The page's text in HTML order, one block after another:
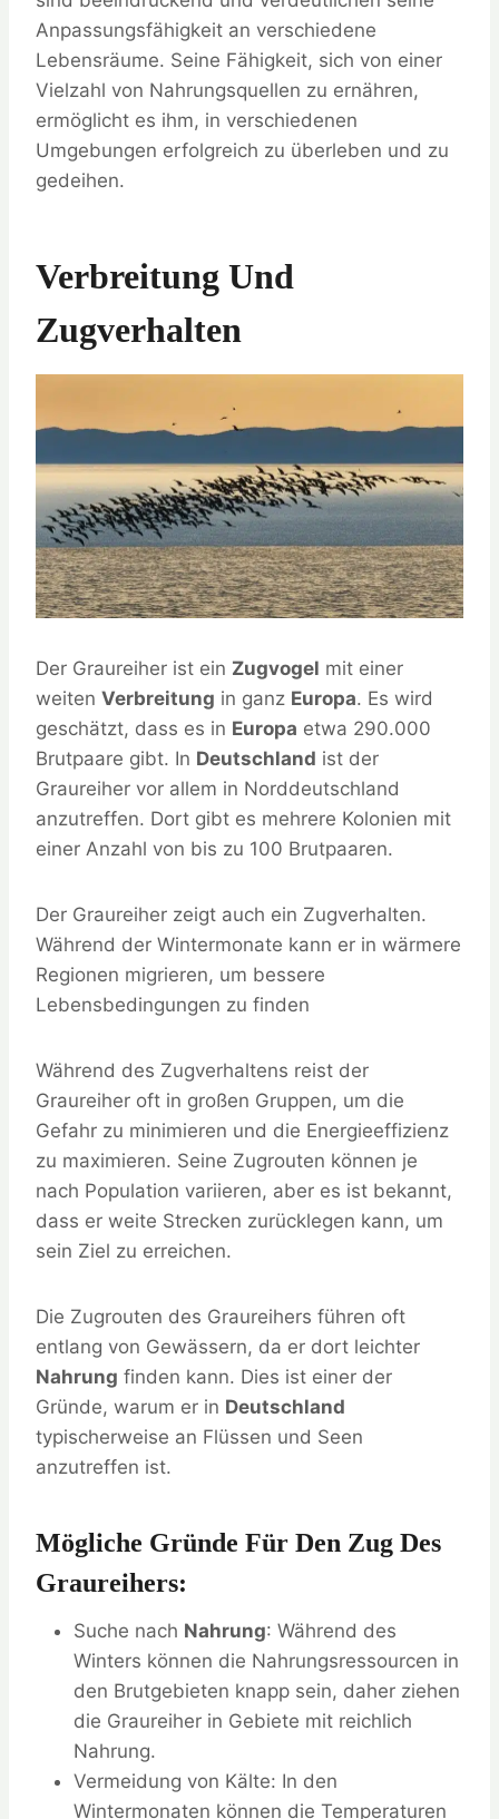
Anpassungsfähigkeit an verschiedene
Lebensräume. Seine Fähigkeit, sich von einer
Vielzahl von Nahrungsquellen zu ernähren,
ermöglicht es ihm, in verschiedenen
Umgebungen erfolgreich zu überleben und zu
gedeihen.
Verbreitung Und
Zugverhalten
Der Graureiher ist ein Zugvogel mit einer
weiten Verbreitung in ganz Europa. Es wird
geschätzt, dass es in Europa etwa 290.000
Brutpaare gibt. In Deutschland ist der
Graureiher vor allem in Norddeutschland
anzutreffen. Dort gibt es mehrere Kolonien mit
einer Anzahl von bis zu 100 Brutpaaren.
Der Graureiher zeigt auch ein Zugverhalten.
Während der Wintermonate kann er in wärmere
Regionen migrieren, um bessere
Lebensbedingungen zu finden
Während des Zugverhaltens reist der
Graureiher oft in großen Gruppen, um die
Gefahr zu minimieren und die Energieeffizienz
zu maximieren. Seine Zugrouten können je
nach Population variieren, aber es ist bekannt,
dass er weite Strecken zurücklegen kann, um
sein Ziel zu erreichen.
Die Zugrouten des Graureihers führen oft
entlang von Gewässern, da er dort leichter
Nahrung finden kann. Dies ist einer der
Gründe, warum er in Deutschland
typischerweise an Flüssen und Seen
anzutreffen ist.
Mögliche Gründe Für Den Zug Des
Graureihers:
Suche nach Nahrung: Während des
Winters können die Nahrungsressourcen in
den Brutgebieten knapp sein, daher ziehen
die Graureiher in Gebiete mit reichlich
Nahrung.
Vermeidung von Kälte: In den
Wintermonaten können die Temperaturen